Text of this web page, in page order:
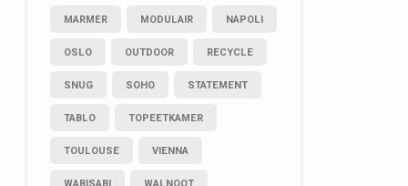
MARMER MODULAIR NAPOLI
OSLO OUTDOOR RECYCLE
SNUG SOHO STATEMENT
TABLO TOPEETKAMER
TOULOUSE VIENNA